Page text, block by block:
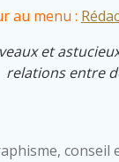
au menu :
et
relations entre
conseil